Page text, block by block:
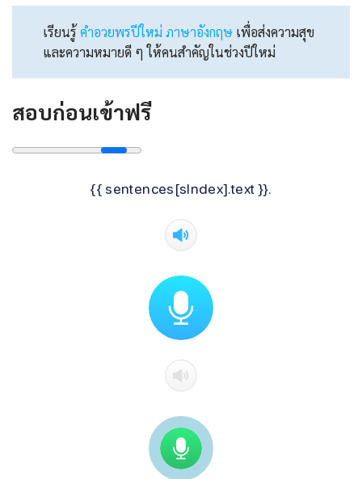
เรียนรู้ คําอวยพรปีใหม่ ภาษาอังกฤษ เพื่อส่งความสุข
และความหมายดี ๆ ให้คนสำคัญในช่วงปีใหม่
สอบก่อนเข้าฟรี
{{ sentences[sIndex].text }}.